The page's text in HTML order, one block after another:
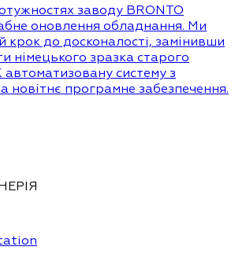
заводу BRONTO
оновлення обладнання. Ми
крок до досконалості, замінивши
німецького зразка старого
систему з
новітнє програмне забезпечення.